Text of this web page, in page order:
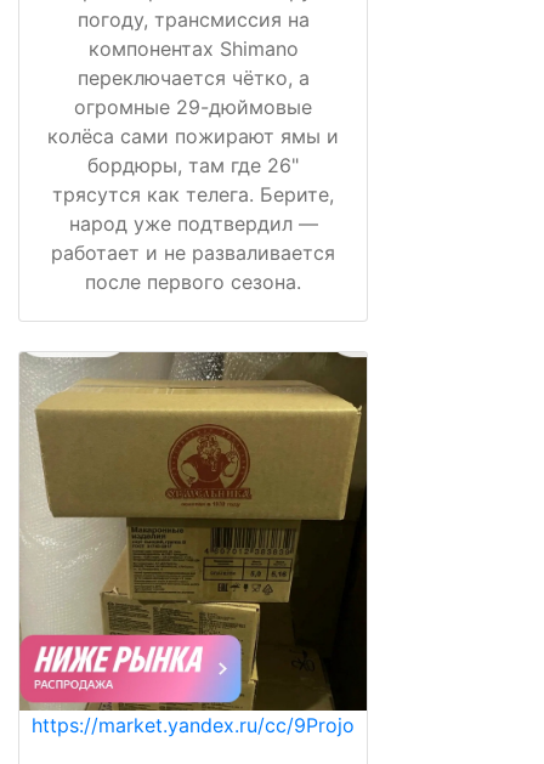
погоду, трансмиссия на
компонентах Shimano
переключается чётко, а
огромные 29-дюймовые
колёса сами пожирают ямы и
бордюры, там где 26"
трясутся как телега. Берите,
народ уже подтвердил —
работает и не разваливается
после первого сезона.
https://market.yandex.ru/cc/9Projo